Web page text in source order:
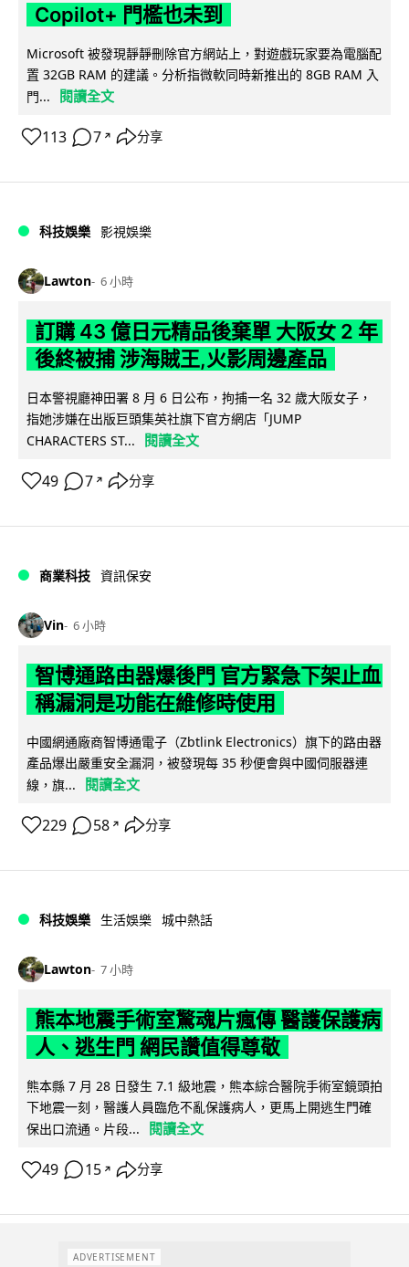
Copilot+ 門檻也未到
Microsoft 被發現靜靜刪除官方網站上，對遊戲玩家要為電腦配
置 32GB RAM 的建議。分析指微軟同時新推出的 8GB RAM 入
門...
閱讀全文
113 7 ↗ 分享
科技娛樂 影視娛樂
Lawton 6 小時
訂購 43 億日元精品後棄單 大阪女 2 年
後終被捕 涉海賊王,火影周邊產品
日本警視廳神田署 8 月 6 日公布，拘捕一名 32 歲大阪女子，
指她涉嫌在出版巨頭集英社旗下官方網店「JUMP
CHARACTERS ST...
閱讀全文
49 7 ↗ 分享
商業科技 資訊保安
Vin 6 小時
智博通路由器爆後門 官方緊急下架止血
稱漏洞是功能在維修時使用
中國網通廠商智博通電子（Zbtlink Electronics）旗下的路由器
產品爆出嚴重安全漏洞，被發現每 35 秒便會與中國伺服器連
線，旗...
閱讀全文
229 58 ↗ 分享
科技娛樂 生活娛樂 城中熱話
Lawton 7 小時
熊本地震手術室驚魂片瘋傳 醫護保護病
人、逃生門 網民讚值得尊敬
熊本縣 7 月 28 日發生 7.1 級地震，熊本綜合醫院手術室鏡頭拍
下地震一刻，醫護人員臨危不亂保護病人，更馬上開逃生門確
保出口流通。片段...
閱讀全文
49 15 ↗ 分享
ADVERTISEMENT